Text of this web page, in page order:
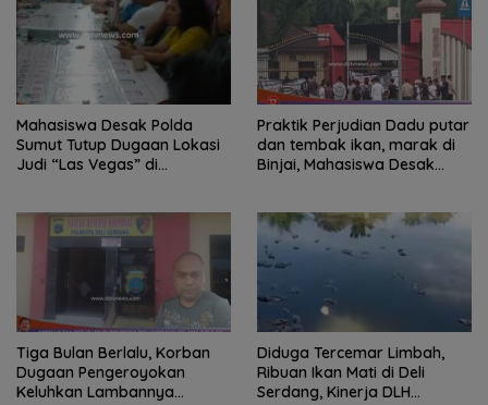
Mahasiswa Desak Polda
Sumut Tutup Dugaan Lokasi
Judi “Las Vegas” di
Praktik Perjudian Dadu putar
dan tembak ikan, marak di
Binjai, Mahasiswa Desak
Tiga Bulan Berlalu, Korban
Dugaan Pengeroyokan
Keluhkan Lambannya
Diduga Tercemar Limbah,
Ribuan Ikan Mati di Deli
Serdang, Kinerja DLH